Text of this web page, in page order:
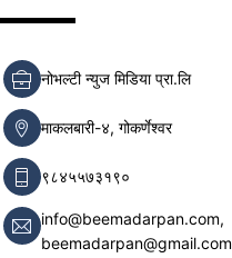
नोभल्टी न्युज मिडिया प्रा.लि
माकलबारी-४, गोकर्णेश्वर
९८४५५७३१९०
info@beemadarpan.com,
beemadarpan@gmail.com